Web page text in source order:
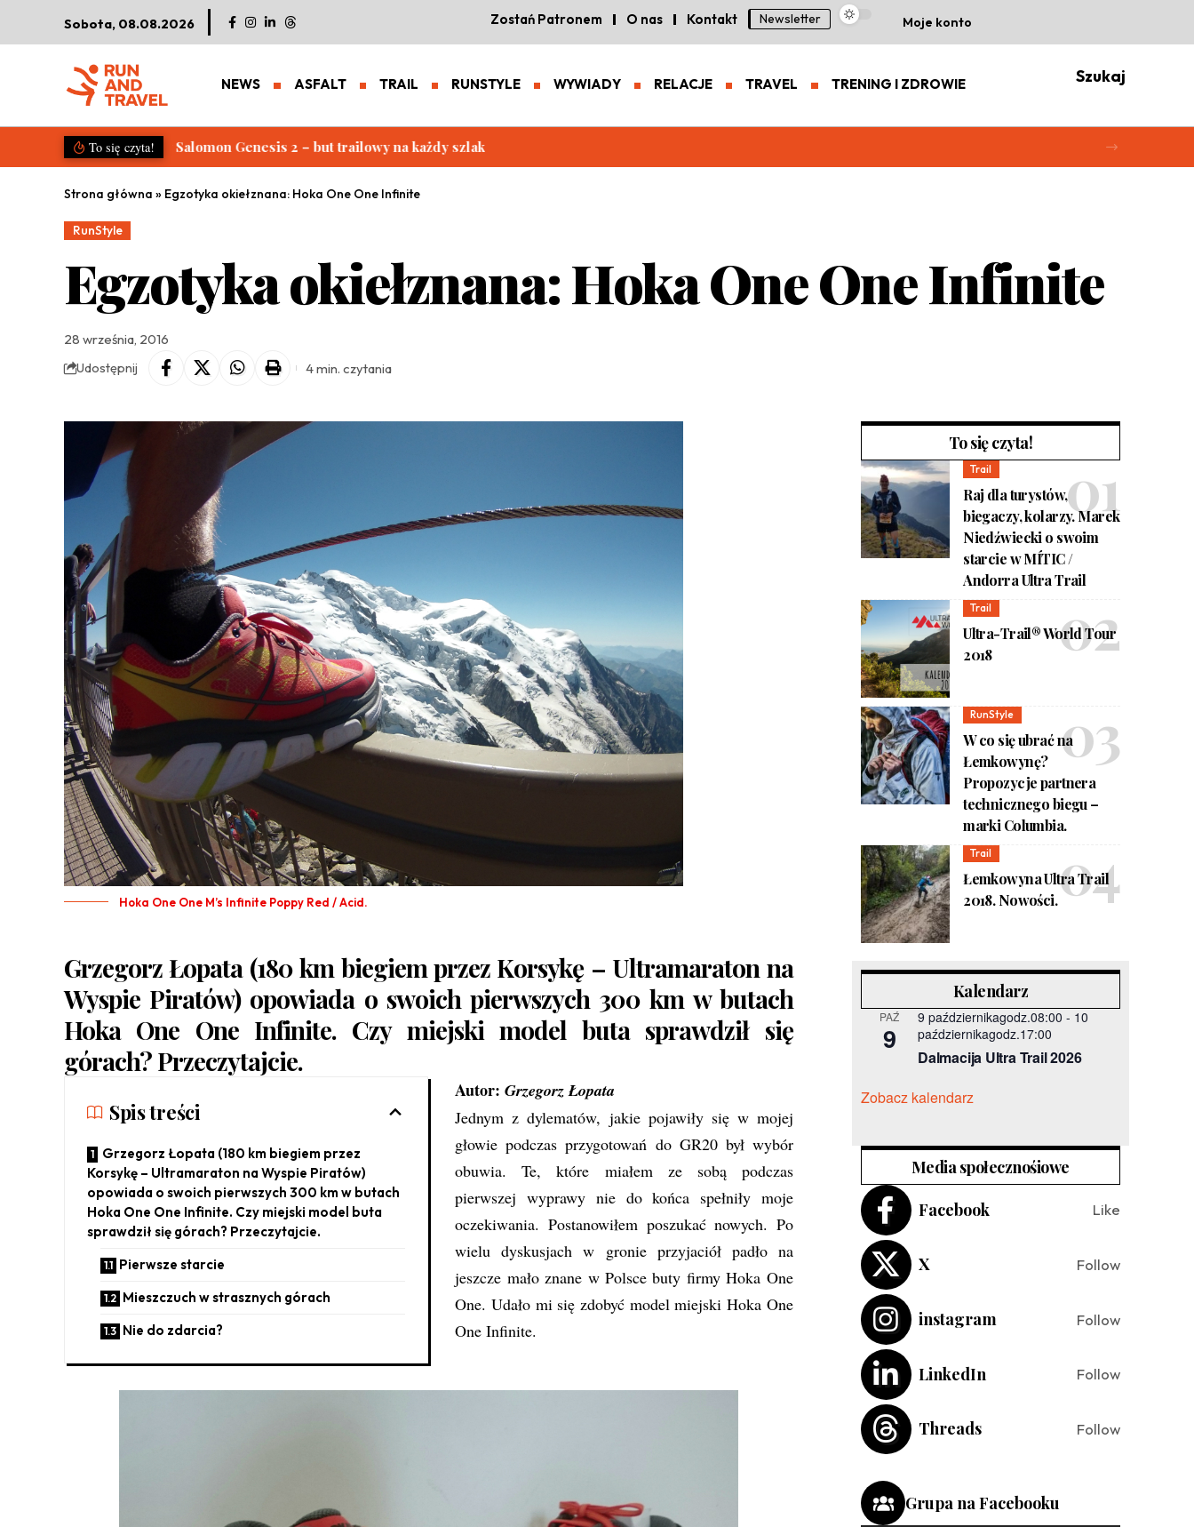
Sobota, 08.08.2026 Zostań Patronem O nas Kontakt Newsletter Moje konto
NEWS ASFALT TRAIL RUNSTYLE WYWIADY RELACJE TRAVEL TRENING I ZDROWIE Szukaj
To się czyta! Salomon S/LAB Genesis 2. Nowa generacja zaawansowanych butów trailowych
Strona główna » Egzotyka okiełznana: Hoka One One Infinite
RunStyle
Egzotyka okiełznana: Hoka One One Infinite
28 września, 2016
Udostępnij 4 min. czytania
Hoka One One M’s Infinite Poppy Red / Acid.
Grzegorz Łopata (180 km biegiem przez Korsykę – Ultramaraton na
Wyspie Piratów) opowiada o swoich pierwszych 300 km w butach
Hoka One One Infinite. Czy miejski model buta sprawdził się
górach? Przeczytajcie.
Spis treści
Grzegorz Łopata (180 km biegiem przez
Korsykę – Ultramaraton na Wyspie Piratów)
opowiada o swoich pierwszych 300 km w butach
Hoka One One Infinite. Czy miejski model buta
sprawdził się górach? Przeczytajcie.
Pierwsze starcie
Mieszczuch w strasznych górach
Nie do zdarcia?
Autor:Grzegorz Łopata
Jednym z dylematów, jakie pojawiły się w mojej
głowie podczas przygotowań do GR20 był wybór
obuwia. Te, które miałem ze sobą podczas
pierwszej wyprawy nie do końca spełniły moje
oczekiwania. Postanowiłem poszukać nowych. Po
wielu dyskusjach w gronie przyjaciół padło na
jeszcze mało znane w Polsce buty firmy Hoka One
One. Udało mi się zdobyć model miejski Hoka One
One Infinite.
To się czyta!
Trail
Raj dla turystów,
biegaczy, kolarzy. Marek
Niedźwiecki o swoim
starcie w MÍTIC /
Andorra Ultra Trail
Trail
Ultra-Trail® World Tour
2018
RunStyle
W co się ubrać na
Łemkowynę?
Propozycje partnera
technicznego biegu –
marki Columbia.
Trail
Łemkowyna Ultra Trail
2018. Nowości.
Kalendarz
PAŹ
9
9 październikagodz.08:00 - 10
październikagodz.17:00
Dalmacija Ultra Trail 2026
Zobacz kalendarz
Media społecznośiowe
Facebook
Like
X Follow
instagram Follow
LinkedIn Follow
Threads Follow
Grupa na Facebooku